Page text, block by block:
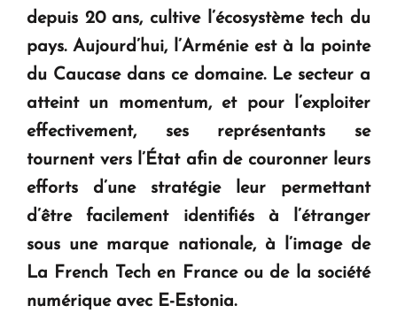
depuis 20 ans, cultive l’écosystème tech du
pays. Aujourd’hui, l’Arménie est à la pointe
du Caucase dans ce domaine. Le secteur a
atteint un momentum, et pour l’exploiter
effectivement, ses représentants se
tournent vers l’État afin de couronner leurs
efforts d’une stratégie leur permettant
d’être facilement identifiés à l’étranger
sous une marque nationale, à l’image de
La French Tech en France ou de la société
numérique avec E-Estonia.